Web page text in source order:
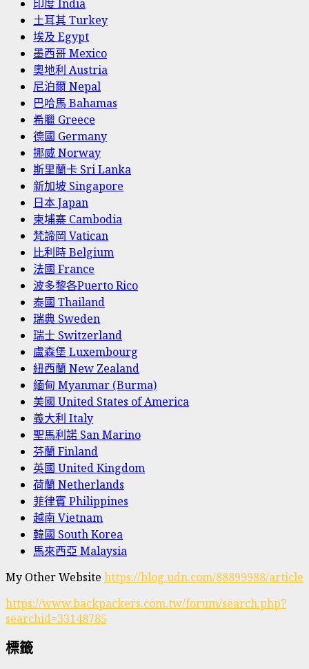
印度 India
土耳其 Turkey
埃及 Egypt
墨西哥 Mexico
奧地利 Austria
尼泊爾 Nepal
巴哈馬 Bahamas
希臘 Greece
德國 Germany
挪威 Norway
斯里蘭卡 Sri Lanka
新加坡 Singapore
日本 Japan
柬埔寨 Cambodia
梵諦岡 Vatican
比利時 Belgium
法國 France
波多黎各Puerto Rico
泰國 Thailand
瑞典 Sweden
瑞士 Switzerland
盧森堡 Luxembourg
紐西蘭 New Zealand
緬甸 Myanmar (Burma)
美國 United States of America
義大利 Italy
聖馬利諾 San Marino
芬蘭 Finland
英國 United Kingdom
荷蘭 Netherlands
菲律賓 Philippines
越南 Vietnam
韓國 South Korea
馬來西亞 Malaysia
My Other Website https://blog.udn.com/88899988/article
https://www.backpackers.com.tw/forum/search.php?
searchid=33148785
標籤